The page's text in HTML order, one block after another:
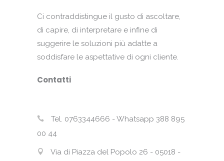
Ci contraddistingue il gusto di ascoltare,
di capire, di interpretare e infine di
suggerire le soluzioni più adatte a
soddisfare le aspettative di ogni cliente.
Contatti
Tel. 0763344666 - Whatsapp 388 895
00 44
Via di Piazza del Popolo 26 - 05018 -